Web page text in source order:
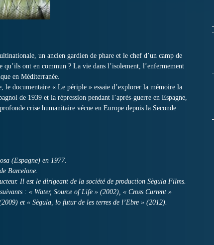
un ancien gardien de phare et le chef d’un camp de
qu’ils ont en commun ? La vie dans l’isolement, l’enfermement
en Méditerranée.
documentaire « Le périple » essaie d’explorer la mémoire la
de 1939 et la répression pendant l’après-guerre en Espagne,
crise humanitaire vécue en Europe depuis la Seconde
(Espagne) en 1977.
Barcelone.
Il est le dirigeant de la société de production Sègula Films.
: « Water, Source of Life » (2002), « Cross Current »
et « Sègula, lo futur de les terres de l’Ebre » (2012).